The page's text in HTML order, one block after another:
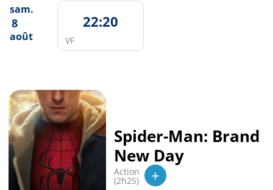
sam.
8
août
22:20
VF
Spider-Man: Brand
New Day
Action
(2h25) +